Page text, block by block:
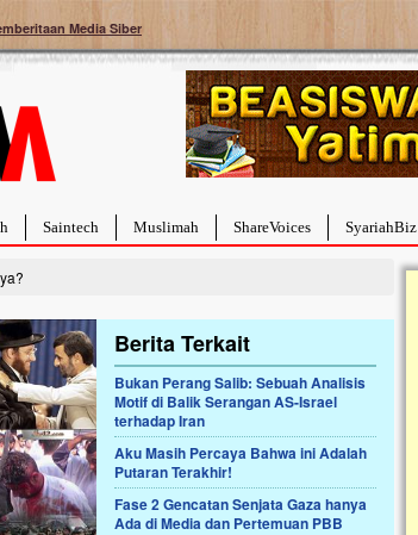
Media Siber
Saintech Muslimah ShareVoices SyariahBiz
Berita Terkait
Bukan Perang Salib: Sebuah Analisis
Motif di Balik Serangan AS-Israel
terhadap Iran
Aku Masih Percaya Bahwa ini Adalah
Putaran Terakhir!
Fase 2 Gencatan Senjata Gaza hanya
Ada di Media dan Pertemuan PBB
Dari
baru
ini harus
yaitu tumor